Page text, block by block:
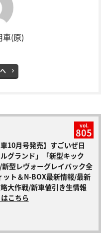
車(原)
vol.
805
車10月号発売】すごいぜ日
グランド」「新型キック
型レヴォーグレイバック全
ット＆N-BOX最新情報/最新
大作戦/新車値引き生情報
こちら